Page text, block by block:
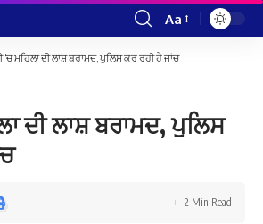
Font
Resizer
Aa
‘ਚ ਮਹਿਲਾ ਦੀ ਲਾਸ਼ ਬਰਾਮਦ, ਪੁਲਿਸ ਕਰ ਰਹੀ ਹੈ ਜਾਂਚ
ਦੀ ਲਾਸ਼ ਬਰਾਮਦ, ਪੁਲਿਸ
2 Min Read